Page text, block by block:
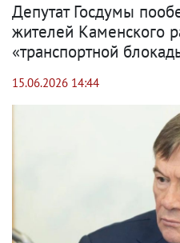
Депутат Госдумы
жителей Каменского
«транспортной
15.06.2026 14:44